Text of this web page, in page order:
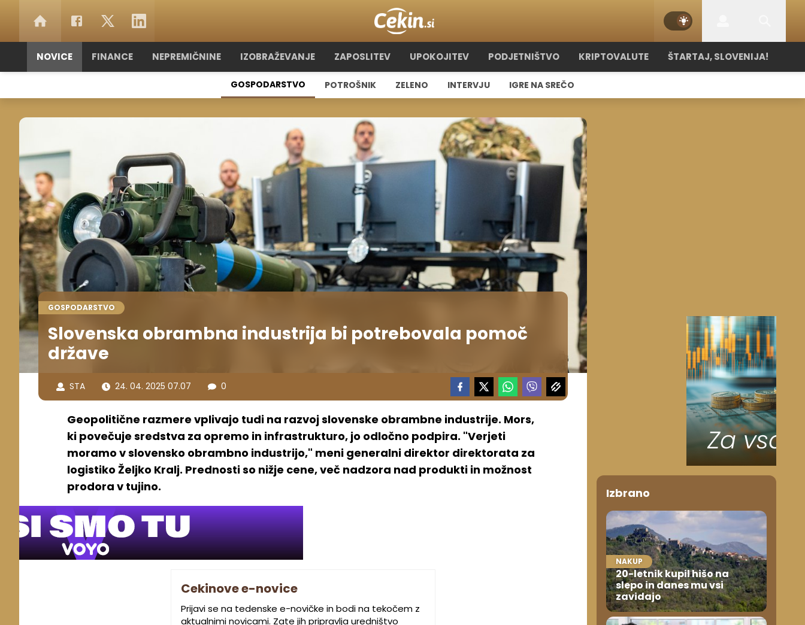
NOVICE FINANCE NEPREMIČNINE IZOBRAŽEVANJE ZAPOSLITEV UPOKOJITEV PODJETNIŠTVO KRIPTOVALUTE ŠTARTAJ, SLOVENIJA!
GOSPODARSTVO POTROŠNIK ZELENO INTERVJU IGRE NA SREČO
GOSPODARSTVO
Slovenska obrambna industrija bi potrebovala pomoč
države
STA 24. 04. 2025 07.07 0
Geopolitične razmere vplivajo tudi na razvoj slovenske obrambne industrije. Mors,
ki povečuje sredstva za opremo in infrastrukturo, jo odločno podpira. "Verjeti
moramo v slovensko obrambno industrijo," meni generalni direktor direktorata za
logistiko Željko Kralj. Prednosti so nižje cene, več nadzora nad produkti in možnost
prodora v tujino.
Cekinove e-novice
Prijavi se na tedenske e-novičke in bodi na tekočem z
aktualnimi novicami. Zate jih pripravlja uredništvo
Izbrano
NAKUP
20-letnik kupil hišo na
slepo in danes mu vsi
zavidajo